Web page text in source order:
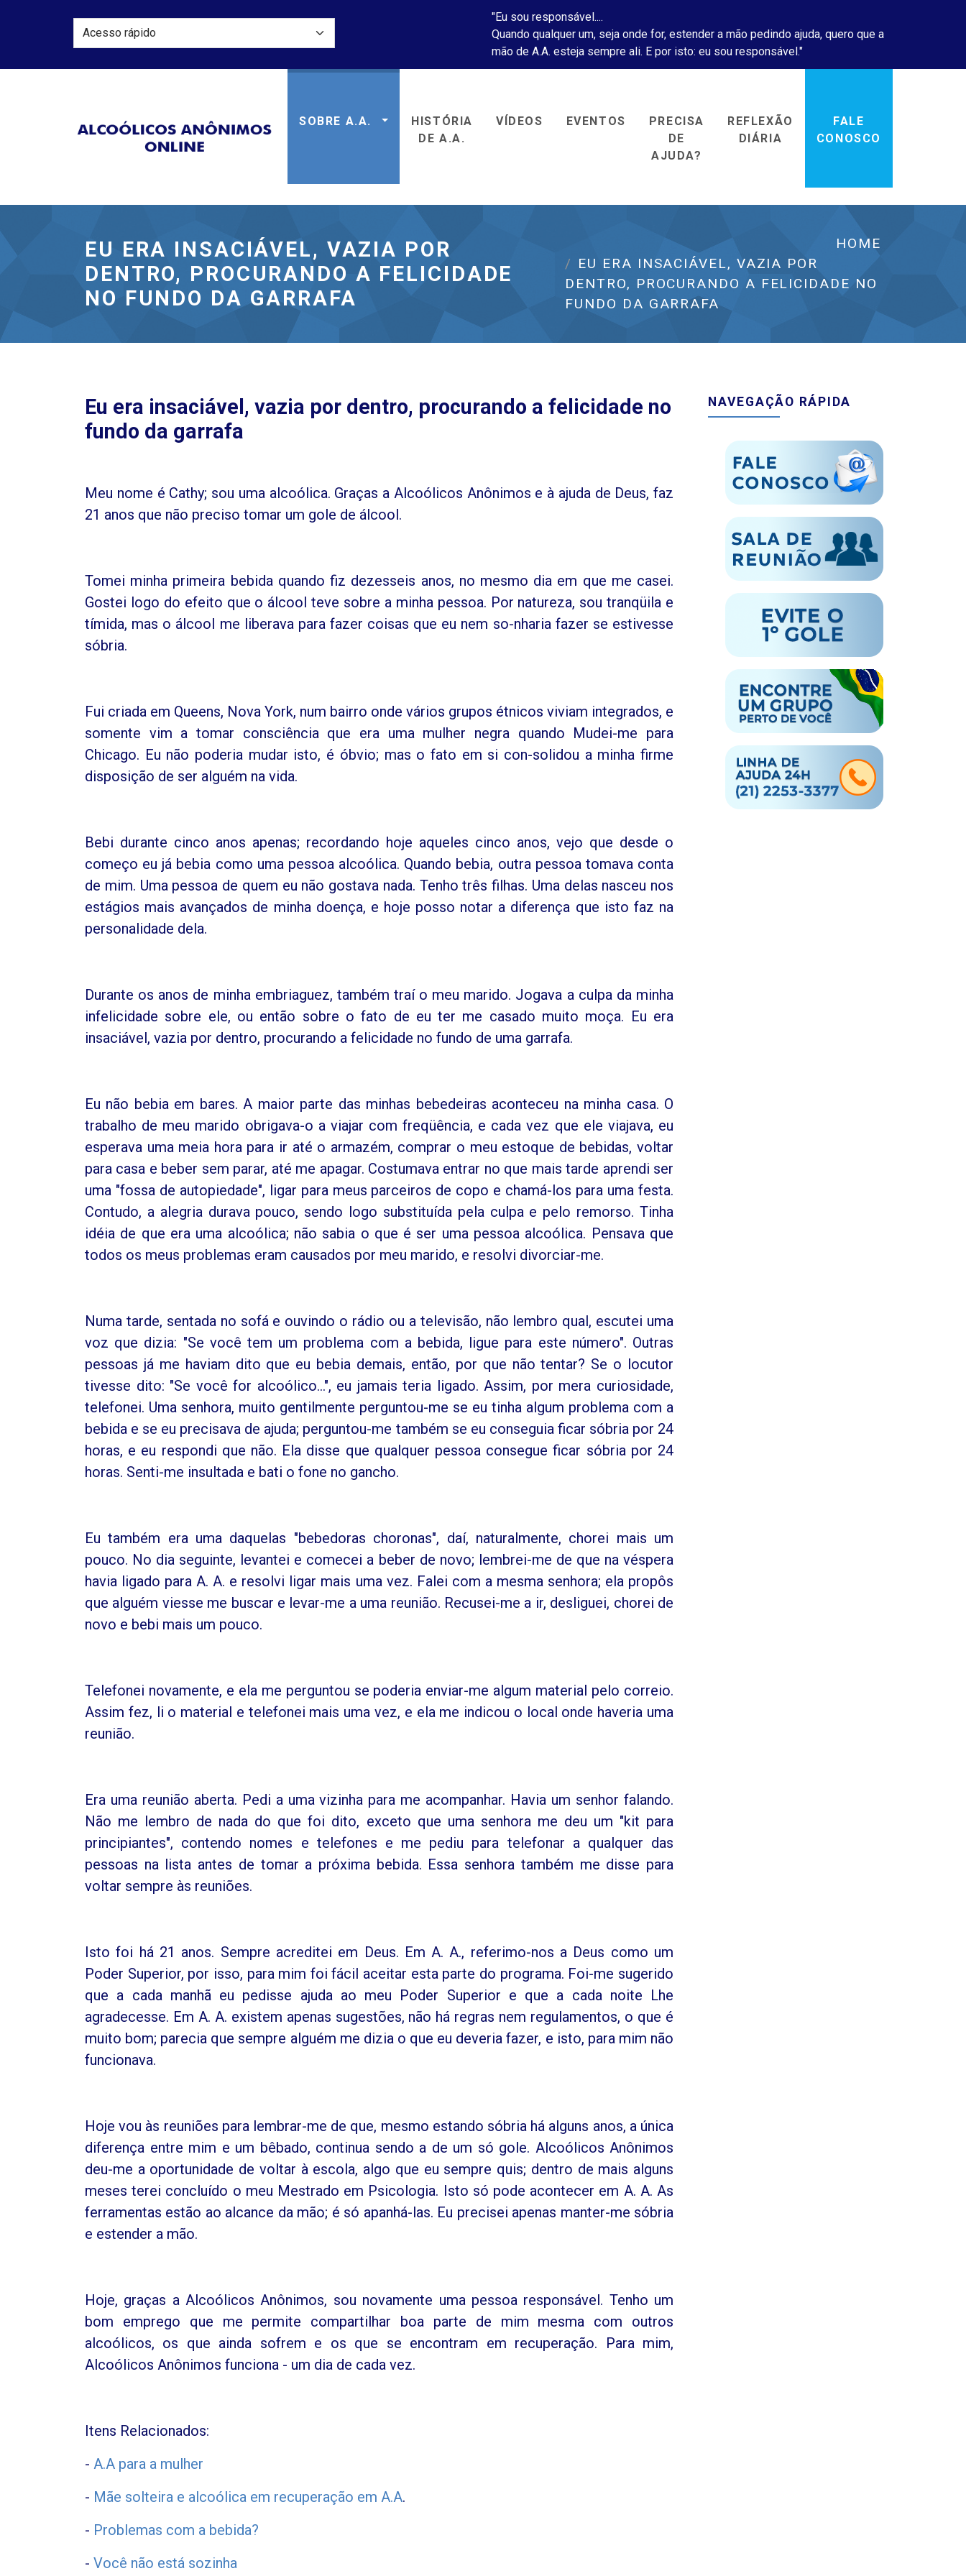
"Eu sou responsável....
Quando qualquer um, seja onde for, estender a mão pedindo ajuda, quero que a
mão de A.A. esteja sempre ali. E por isto: eu sou responsável."
Alcoólicos Anônimos
SOBRE A.A.
HISTÓRIA
DE A.A.
VÍDEOS EVENTOS
PRECISA
DE
AJUDA?
REFLEXÃO
DIÁRIA
FALE
CONOSCO
EU ERA INSACIÁVEL, VAZIA POR
DENTRO, PROCURANDO A FELICIDADE
NO FUNDO DA GARRAFA
HOME
EU ERA INSACIÁVEL, VAZIA POR
DENTRO, PROCURANDO A FELICIDADE NO
FUNDO DA GARRAFA
Eu era insaciável, vazia por dentro, procurando a felicidade no
fundo da garrafa
Meu nome é Cathy; sou uma alcoólica. Graças a Alcoólicos Anônimos e à ajuda de Deus, faz
21 anos que não preciso tomar um gole de álcool.
Tomei minha primeira bebida quando fiz dezesseis anos, no mesmo dia em que me casei.
Gostei logo do efeito que o álcool teve sobre a minha pessoa. Por natureza, sou tranqüila e
tímida, mas o álcool me liberava para fazer coisas que eu nem so-nharia fazer se estivesse
sóbria.
Fui criada em Queens, Nova York, num bairro onde vários grupos étnicos viviam integrados, e
somente vim a tomar consciência que era uma mulher negra quando Mudei-me para
Chicago. Eu não poderia mudar isto, é óbvio; mas o fato em si con-solidou a minha firme
disposição de ser alguém na vida.
Bebi durante cinco anos apenas; recordando hoje aqueles cinco anos, vejo que desde o
começo eu já bebia como uma pessoa alcoólica. Quando bebia, outra pessoa tomava conta
de mim. Uma pessoa de quem eu não gostava nada. Tenho três filhas. Uma delas nasceu nos
estágios mais avançados de minha doença, e hoje posso notar a diferença que isto faz na
personalidade dela.
Durante os anos de minha embriaguez, também traí o meu marido. Jogava a culpa da minha
infelicidade sobre ele, ou então sobre o fato de eu ter me casado muito moça. Eu era
insaciável, vazia por dentro, procurando a felicidade no fundo de uma garrafa.
Eu não bebia em bares. A maior parte das minhas bebedeiras aconteceu na minha casa. O
trabalho de meu marido obrigava-o a viajar com freqüência, e cada vez que ele viajava, eu
esperava uma meia hora para ir até o armazém, comprar o meu estoque de bebidas, voltar
para casa e beber sem parar, até me apagar. Costumava entrar no que mais tarde aprendi ser
uma "fossa de autopiedade", ligar para meus parceiros de copo e chamá-los para uma festa.
Contudo, a alegria durava pouco, sendo logo substituída pela culpa e pelo remorso. Tinha
idéia de que era uma alcoólica; não sabia o que é ser uma pessoa alcoólica. Pensava que
todos os meus problemas eram causados por meu marido, e resolvi divorciar-me.
Numa tarde, sentada no sofá e ouvindo o rádio ou a televisão, não lembro qual, escutei uma
voz que dizia: "Se você tem um problema com a bebida, ligue para este número". Outras
pessoas já me haviam dito que eu bebia demais, então, por que não tentar? Se o locutor
tivesse dito: "Se você for alcoólico...", eu jamais teria ligado. Assim, por mera curiosidade,
telefonei. Uma senhora, muito gentilmente perguntou-me se eu tinha algum problema com a
bebida e se eu precisava de ajuda; perguntou-me também se eu conseguia ficar sóbria por 24
horas, e eu respondi que não. Ela disse que qualquer pessoa consegue ficar sóbria por 24
horas. Senti-me insultada e bati o fone no gancho.
Eu também era uma daquelas "bebedoras choronas", daí, naturalmente, chorei mais um
pouco. No dia seguinte, levantei e comecei a beber de novo; lembrei-me de que na véspera
havia ligado para A. A. e resolvi ligar mais uma vez. Falei com a mesma senhora; ela propôs
que alguém viesse me buscar e levar-me a uma reunião. Recusei-me a ir, desliguei, chorei de
novo e bebi mais um pouco.
Telefonei novamente, e ela me perguntou se poderia enviar-me algum material pelo correio.
Assim fez, li o material e telefonei mais uma vez, e ela me indicou o local onde haveria uma
reunião.
Era uma reunião aberta. Pedi a uma vizinha para me acompanhar. Havia um senhor falando.
Não me lembro de nada do que foi dito, exceto que uma senhora me deu um "kit para
principiantes", contendo nomes e telefones e me pediu para telefonar a qualquer das
pessoas na lista antes de tomar a próxima bebida. Essa senhora também me disse para
voltar sempre às reuniões.
Isto foi há 21 anos. Sempre acreditei em Deus. Em A. A., referimo-nos a Deus como um
Poder Superior, por isso, para mim foi fácil aceitar esta parte do programa. Foi-me sugerido
que a cada manhã eu pedisse ajuda ao meu Poder Superior e que a cada noite Lhe
agradecesse. Em A. A. existem apenas sugestões, não há regras nem regulamentos, o que é
muito bom; parecia que sempre alguém me dizia o que eu deveria fazer, e isto, para mim não
funcionava.
Hoje vou às reuniões para lembrar-me de que, mesmo estando sóbria há alguns anos, a única
diferença entre mim e um bêbado, continua sendo a de um só gole. Alcoólicos Anônimos
deu-me a oportunidade de voltar à escola, algo que eu sempre quis; dentro de mais alguns
meses terei concluído o meu Mestrado em Psicologia. Isto só pode acontecer em A. A. As
ferramentas estão ao alcance da mão; é só apanhá-las. Eu precisei apenas manter-me sóbria
e estender a mão.
Hoje, graças a Alcoólicos Anônimos, sou novamente uma pessoa responsável. Tenho um
bom emprego que me permite compartilhar boa parte de mim mesma com outros
alcoólicos, os que ainda sofrem e os que se encontram em recuperação. Para mim,
Alcoólicos Anônimos funciona - um dia de cada vez.
Itens Relacionados:
- A.A para a mulher
- Mãe solteira e alcoólica em recuperação em A.A.
- Problemas com a bebida?
- Você não está sozinha
NAVEGAÇÃO RÁPIDA